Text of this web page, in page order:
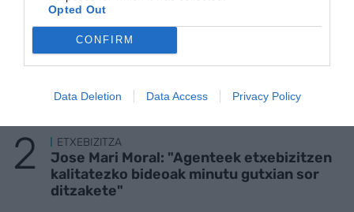
Opted Out
CONFIRM
Data Deletion Data Access Privacy Policy
KIROLA
ETXEBIZITZA
Jose Mari Moral: "Agenteek etxebizitzen
kalitatezko bideoak minutu gutxian sor
ditzakete"